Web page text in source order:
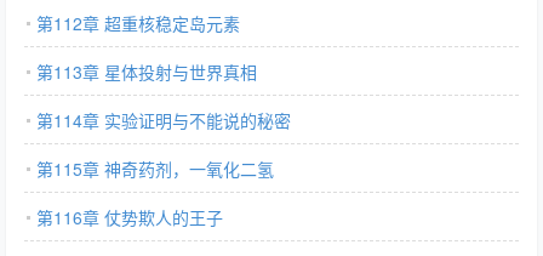
第112章 超重核稳定岛元素
第113章 星体投射与世界真相
第114章 实验证明与不能说的秘密
第115章 神奇药剂，一氧化二氢
第116章 仗势欺人的王子